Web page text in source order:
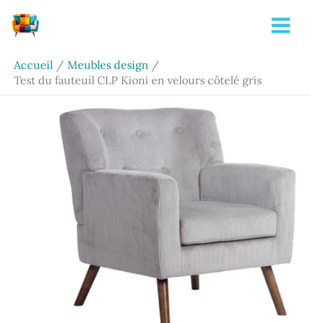
au
Accueil
Meubles design
Test du fauteuil CLP Kioni en velours côtelé gris
Rechercher